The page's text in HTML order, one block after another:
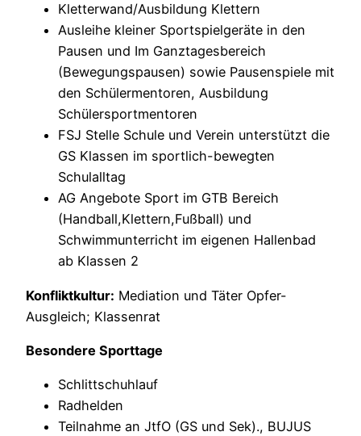
Kletterwand/Ausbildung Klettern
Ausleihe kleiner Sportspielgeräte in den
Pausen und Im Ganztagesbereich
(Bewegungspausen) sowie Pausenspiele mit
den Schülermentoren, Ausbildung
Schülersportmentoren
FSJ Stelle Schule und Verein unterstützt die
GS Klassen im sportlich-bewegten
Schulalltag
AG Angebote Sport im GTB Bereich
(Handball,Klettern,Fußball) und
Schwimmunterricht im eigenen Hallenbad
ab Klassen 2
Konfliktkultur: Mediation und Täter Opfer-
Ausgleich; Klassenrat
Besondere Sporttage
Schlittschuhlauf
Radhelden
Teilnahme an JtfO (GS und Sek)., BUJUS